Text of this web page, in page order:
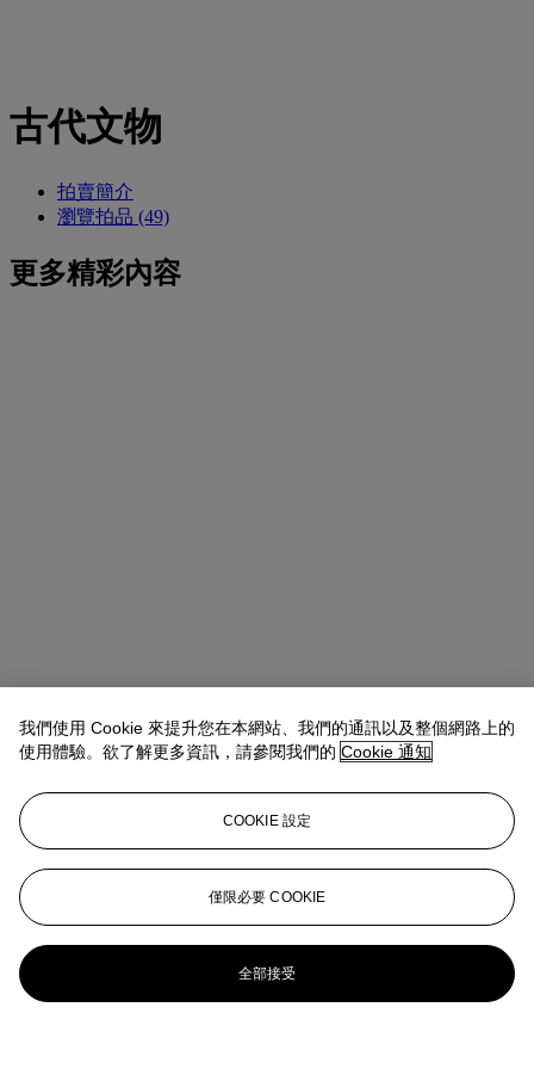
古代文物
拍賣簡介
瀏覽拍品 (49)
更多精彩內容
我們使用 Cookie 來提升您在本網站、我們的通訊以及整個網路上的
使用體驗。欲了解更多資訊，請參閱我們的 Cookie 通知
COOKIE 設定
僅限必要 COOKIE
全部接受